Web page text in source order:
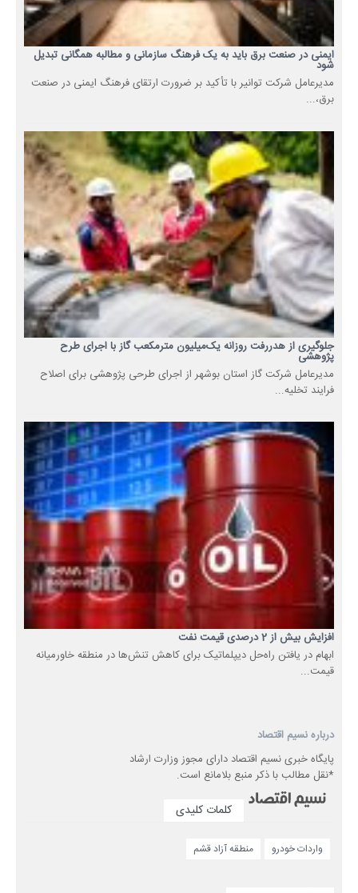
ایمنی در صنعت برق باید به یک فرهنگ سازمانی و مطالبه همگانی تبدیل
شود
مدیرعامل شرکت توانیر با تأکید بر ضرورت ارتقای فرهنگ ایمنی در صنعت
برق،...
جلوگیری از هدررفت روزانه یک‌میلیون مترمکعب گاز با اجرای طرح
پژوهشی
مدیرعامل شرکت گاز استان بوشهر از اجرای طرحی پژوهشی برای اصلاح
فرایند تخلیه...
افزایش بیش از 2 درصدی قیمت نفت
ابهام در یافتن راه‌حل‌ دیپلماتیک برای کاهش تنش‌ها در منطقه خاورمیانه
قیمت...
درباره نسیم اقتصاد
پایگاه خبری نسیم اقتصاد دارای مجوز وزارت ارشاد
*نقل مطالب با ذکر منبع بلامانع است.
کلمات کلیدی
واردات خودرو منطقه آزاد قشم